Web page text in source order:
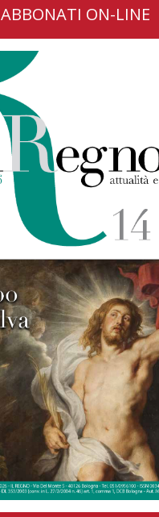
ABBONATI ON-LINE